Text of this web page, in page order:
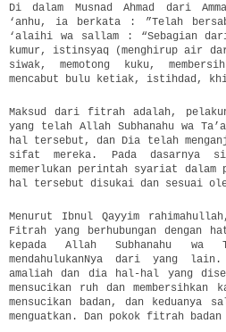
Di dalam Musnad Ahmad dari
‘anhu, ia berkata : ”Telah
‘alaihi wa sallam : “Sebagian
kumur, istinsyaq (menghirup air
siwak, memotong kuku,
mencabut bulu ketiak, istihdad,
Maksud dari fitrah adalah,
yang telah Allah Subhanahu wa
hal tersebut, dan Dia telah
sifat mereka. Pada dasarnya
memerlukan perintah syariat dalam
hal tersebut disukai dan sesuai
Menurut Ibnul Qayyim
Fitrah yang berhubungan dengan
kepada Allah Subhanahu wa
mendahulukanNya dari yang
amaliah dan dia hal-hal yang
mensucikan ruh dan membersihkan
mensucikan badan, dan keduanya
menguatkan. Dan pokok fitrah